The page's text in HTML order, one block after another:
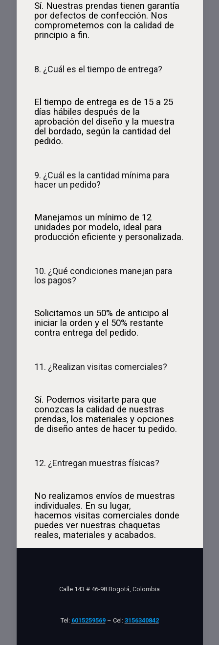
Sí. Nuestras prendas tienen garantía
por defectos de confección. Nos
comprometemos con la calidad de
principio a fin.
8. ¿Cuál es el tiempo de entrega?
El tiempo de entrega es de 15 a 25
días hábiles después de la
aprobación del diseño y la muestra
del bordado, según la cantidad del
pedido.
9. ¿Cuál es la cantidad mínima para
hacer un pedido?
Manejamos un mínimo de 12
unidades por modelo, ideal para
producción eficiente y personalizada.
10. ¿Qué condiciones manejan para
los pagos?
Solicitamos un 50% de anticipo al
iniciar la orden y el 50% restante
contra entrega del pedido.
11. ¿Realizan visitas comerciales?
Sí. Podemos visitarte para que
conozcas la calidad de nuestras
prendas, los materiales y opciones
de diseño antes de hacer tu pedido.
12. ¿Entregan muestras físicas?
No realizamos envíos de muestras
individuales. En su lugar,
hacemos visitas comerciales donde
puedes ver nuestras chaquetas
reales, materiales y acabados.
Calle 143 # 46-98 Bogotá, Colombia
Tel: 6015259569– Cel: 3156340842